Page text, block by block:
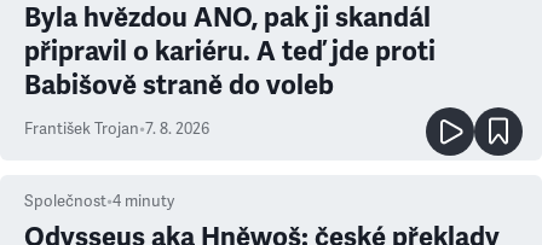
Byla hvězdou ANO, pak ji skandál
připravil o kariéru. A teď jde proti
Babišově straně do voleb
František Trojan•7. 8. 2026
Společnost•4 minuty
Odysseus aka Hněwoš: české překlady